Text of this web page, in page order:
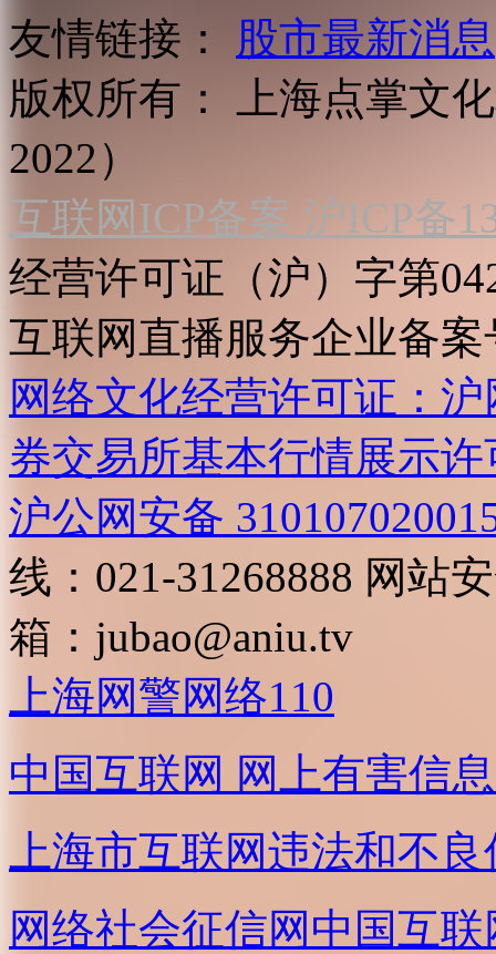
友情链接：
股市最新消息
版权所有：
上海点掌文
2022）
互联网ICP备案 沪ICP备
经营许可证（沪）字第
互联网直播服务企业备案
网络文化经营许可证：
券交易所基本行情展示许
沪公网安备
线：021-31268888 网站
箱： jubao@aniu.tv
上海网警网络110
中国互联网 网上有害信
上海市互联网违法和不
网络社会征信网 中国互